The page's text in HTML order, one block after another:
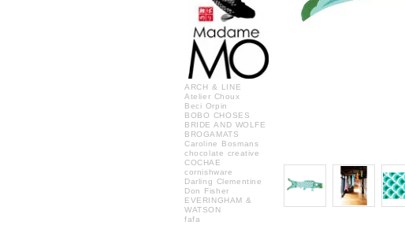
ARCH & LINE
Atelier Choux
Beci Orpin
BOBO CHOSES
BRIDE AND WOLFE
BROGAMATS
Caroline Bosmans
chocolate creative
COCHAE
cornishware
Darling Clementine
Don Fisher
EVERINGHAM &
WATSON
fafa